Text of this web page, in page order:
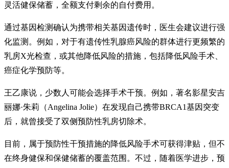
灵活健保储蓄，全额支付剩余的自付费用。
通过基因检测确认为携带相关基因遗传时，医生会建议进行强
化监测。例如，对于有遗传性乳腺癌风险的群体进行更频繁的
乳房X光检查，或其他降低风险的措施，包括降低风险手术、
癌症化学预防等。
王乙康说，少数人可能会选择手术干预。例如，著名影星安吉
丽娜·朱莉（Angelina Jolie）在发现自己携带BRCA1基因突变
后，就曾接受了双侧预防性乳房切除术。
目前，属于预防性干预措施的降低风险手术可获得津贴，但不
在终身健保和保健储蓄的覆盖范围。不过，随着医学进步，预